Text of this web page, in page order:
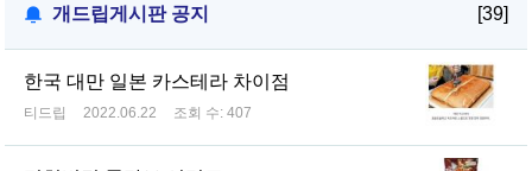
개드립게시판 공지 [39]
한국 대만 일본 카스테라 차이점
티드립 2022.06.22 조회 수: 407